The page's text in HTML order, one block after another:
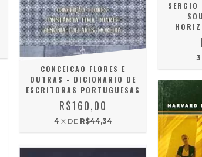
CONCEICAO FLORES E
OUTRAS - DICIONARIO DE
ESCRITORAS PORTUGUESAS
R$160,00
4 X DE R$44,34
3